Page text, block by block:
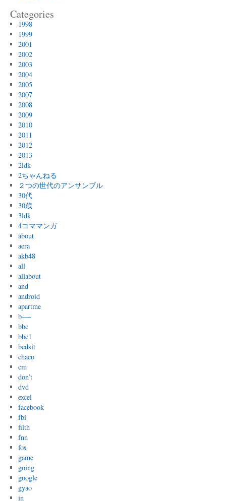
Categories
1998
1999
2001
2002
2003
2004
2005
2007
2008
2009
2010
2011
2012
2013
2ldk
2ちゃんねる
２つの世代のアンサンブル
30代
30歳
3ldk
4コママンガ
about
aera
akb48
all
allabout
and
android
apartme
b—-
bbc
bbc1
bedsit
chaco
cm
don’t
dvd
excel
facebook
fbi
filth
fnn
fox
game
going
google
gyao
in